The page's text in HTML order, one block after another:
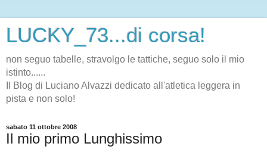
LUCKY_73...di corsa!
non seguo tabelle, stravolgo le tattiche, seguo solo il mio
istinto......
Il Blog di Luciano Alvazzi dedicato all'atletica leggera in
pista e non solo!
sabato 11 ottobre 2008
Il mio primo Lunghissimo